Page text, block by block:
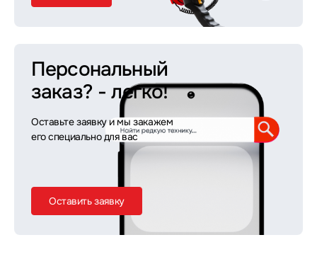
Персональный
заказ? - легко!
Оставьте заявку и мы закажем
его специально для вас
Оставить заявку